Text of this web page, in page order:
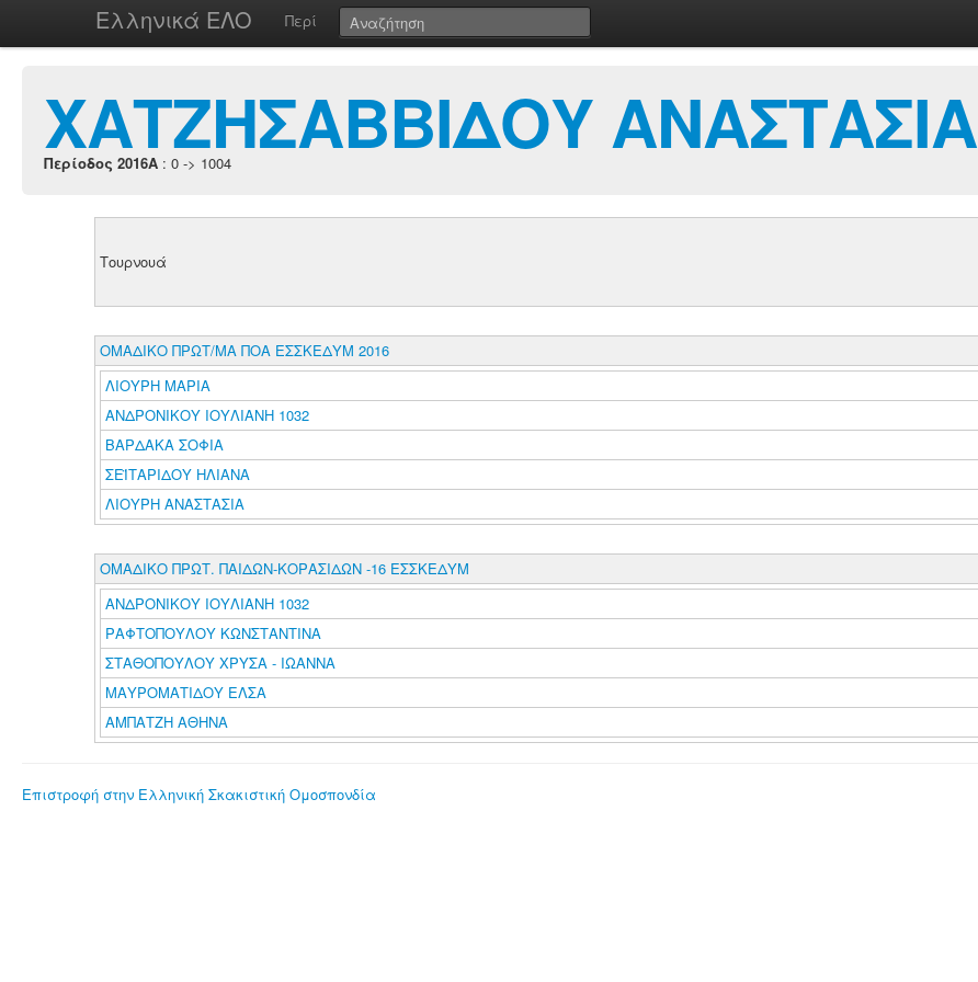
Ελληνικά ΕΛΟ Περί
ΧΑΤΖΗΣΑΒΒΙΔΟΥ ΑΝΑΣΤΑΣΙΑ
Περίοδος 2016A : 0 -> 1004
Τουρνουά
ΟΜΑΔΙΚΟ ΠΡΩΤ/ΜΑ ΠΟΑ ΕΣΣΚΕΔΥΜ 2016
ΛΙΟΥΡΗ ΜΑΡΙΑ
ΑΝΔΡΟΝΙΚΟΥ ΙΟΥΛΙΑΝΗ 1032
ΒΑΡΔΑΚΑ ΣΟΦΙΑ
ΣΕΪΤΑΡΙΔΟΥ ΗΛΙΑΝΑ
ΛΙΟΥΡΗ ΑΝΑΣΤΑΣΙΑ
ΟΜΑΔΙΚΟ ΠΡΩΤ. ΠΑΙΔΩΝ-ΚΟΡΑΣΙΔΩΝ -16 ΕΣΣΚΕΔΥΜ
ΑΝΔΡΟΝΙΚΟΥ ΙΟΥΛΙΑΝΗ 1032
ΡΑΦΤΟΠΟΥΛΟΥ ΚΩΝΣΤΑΝΤΙΝΑ
ΣΤΑΘΟΠΟΥΛΟΥ ΧΡΥΣΑ - ΙΩΑΝΝΑ
ΜΑΥΡΟΜΑΤΙΔΟΥ ΕΛΣΑ
ΑΜΠΑΤΖΗ ΑΘΗΝΑ
Επιστροφή στην Ελληνική Σκακιστική Ομοσπονδία